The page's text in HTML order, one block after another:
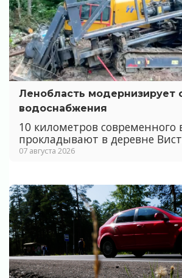
Ленобласть модернизирует
водоснабжения
10 километров современного
прокладывают в деревне
07 августа 2026